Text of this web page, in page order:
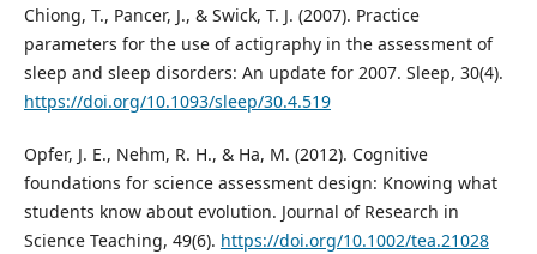
Chiong, T., Pancer, J., & Swick, T. J. (2007). Practice
parameters for the use of actigraphy in the assessment of
sleep and sleep disorders: An update for 2007. Sleep, 30(4).
https://doi.org/10.1093/sleep/30.4.519
Opfer, J. E., Nehm, R. H., & Ha, M. (2012). Cognitive
foundations for science assessment design: Knowing what
students know about evolution. Journal of Research in
Science Teaching, 49(6). https://doi.org/10.1002/tea.21028